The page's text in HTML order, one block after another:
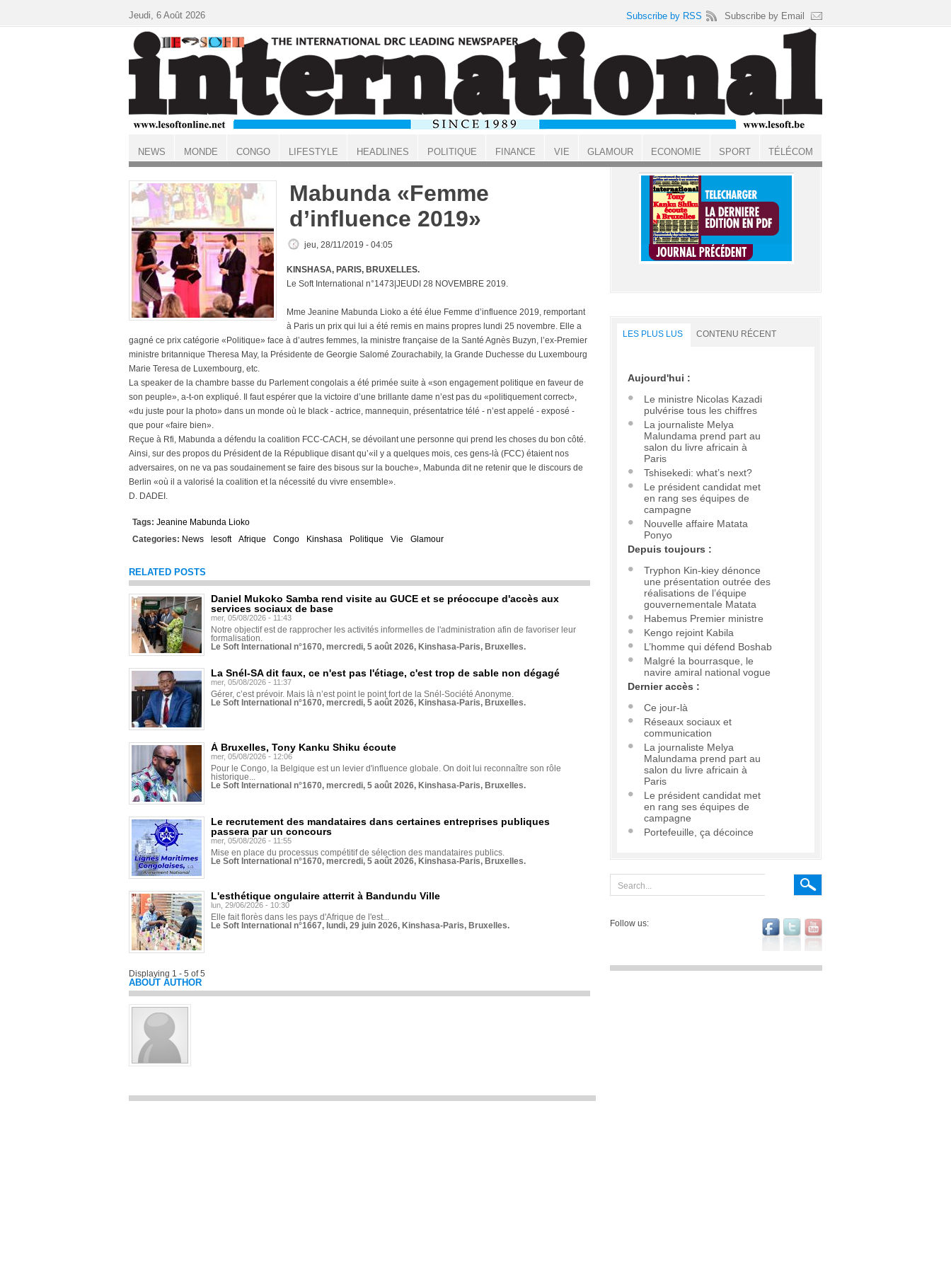
ACCUEIL
Mabunda «Femme
d’influence 2019»
jeu, 28/11/2019 - 04:05
KINSHASA, PARIS, BRUXELLES.
Le Soft International n°1473|JEUDI 28 NOVEMBRE 2019.
Mme Jeanine Mabunda Lioko a été élue Femme d’influence 2019, remportant
à Paris un prix qui lui a été remis en mains propres lundi 25 novembre. Elle a
gagné ce prix catégorie «Politique» face à d’autres femmes, la ministre française de la Santé Agnès Buzyn, l’ex-Premier
ministre britannique Theresa May, la Présidente de Georgie Salomé Zourachabily, la Grande Duchesse du Luxembourg
Marie Teresa de Luxembourg, etc.
La speaker de la chambre basse du Parlement congolais a été primée suite à «son engagement politique en faveur de
son peuple», a-t-on expliqué. Il faut espérer que la victoire d’une brillante dame n’est pas du «politiquement correct»,
«du juste pour la photo» dans un monde où le black - actrice, mannequin, présentatrice télé - n’est appelé - exposé -
que pour «faire bien».
Reçue à Rfi, Mabunda a défendu la coalition FCC-CACH, se dévoilant une personne qui prend les choses du bon côté.
Ainsi, sur des propos du Président de la République disant qu’«il y a quelques mois, ces gens-là (FCC) étaient nos
adversaires, on ne va pas soudainement se faire des bisous sur la bouche», Mabunda dit ne retenir que le discours de
Berlin «où il a valorisé la coalition et la nécessité du vivre ensemble».
D. DADEI.
Tags: Jeanine Mabunda Lioko
Categories: News lesoft Afrique Congo Kinshasa Politique Vie Glamour
RELATED POSTS
Daniel Mukoko Samba rend visite au GUCE et se préoccupe d'accès aux
services sociaux de base
mer, 05/08/2026 - 11:43
Notre objectif est de rapprocher les activités informelles de l'administration afin de favoriser leur
formalisation.
Le Soft International n°1670, mercredi, 5 août 2026, Kinshasa-Paris, Bruxelles.
La Snél-SA dit faux, ce n'est pas l'étiage, c'est trop de sable non dégagé
mer, 05/08/2026 - 11:37
Gérer, c’est prévoir. Mais là n’est point le point fort de la Snél-Société Anonyme.
Le Soft International n°1670, mercredi, 5 août 2026, Kinshasa-Paris, Bruxelles.
À Bruxelles, Tony Kanku Shiku écoute
mer, 05/08/2026 - 12:06
Pour le Congo, la Belgique est un levier d'influence globale. On doit lui reconnaître son rôle
historique...
Le Soft International n°1670, mercredi, 5 août 2026, Kinshasa-Paris, Bruxelles.
Le recrutement des mandataires dans certaines entreprises publiques
passera par un concours
mer, 05/08/2026 - 11:55
Mise en place du processus compétitif de sélection des mandataires publics.
Le Soft International n°1670, mercredi, 5 août 2026, Kinshasa-Paris, Bruxelles.
L'esthétique ongulaire atterrit à Bandundu Ville
lun, 29/06/2026 - 10:30
Elle fait florès dans les pays d'Afrique de l'est...
Le Soft International n°1667, lundi, 29 juin 2026, Kinshasa-Paris, Bruxelles.
Displaying 1 - 5 of 5
ABOUT AUTHOR
LES PLUS LUS CONTENU RÉCENT
Aujourd'hui :
Le ministre Nicolas Kazadi
pulvérise tous les chiffres
La journaliste Melya
Malundama prend part au
salon du livre africain à
Paris
Tshisekedi: what’s next?
Le président candidat met
en rang ses équipes de
campagne
Nouvelle affaire Matata
Ponyo
Depuis toujours :
Tryphon Kin-kiey dénonce
une présentation outrée des
réalisations de l’équipe
gouvernementale Matata
Habemus Premier ministre
Kengo rejoint Kabila
L’homme qui défend Boshab
Malgré la bourrasque, le
navire amiral national vogue
Dernier accès :
Ce jour-là
Réseaux sociaux et
communication
La journaliste Melya
Malundama prend part au
salon du livre africain à
Paris
Le président candidat met
en rang ses équipes de
campagne
Portefeuille, ça décoince
Follow us:
Jeudi, 6 Août 2026 Subscribe by RSS Subscribe by Email
NEWS MONDE CONGO LIFESTYLE HEADLINES POLITIQUE FINANCE VIE GLAMOUR ECONOMIE SPORT TÉLÉCOM